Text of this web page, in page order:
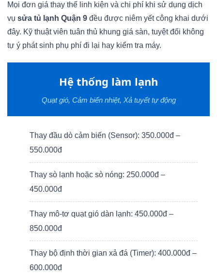
Mọi đơn giá thay thế linh kiện và chi phí khi sử dụng dịch
vụ sửa tủ lạnh Quận 9 đều được niêm yết công khai dưới
đây. Kỹ thuật viên tuân thủ khung giá sàn, tuyệt đối không
tự ý phát sinh phụ phí đi lại hay kiểm tra máy.
Hệ thống làm lạnh
Quạt gió, Cảm biến nhiệt, Xả tuyết tự động
Thay đầu dò cảm biến (Sensor): 350.000đ –
550.000đ
Thay sò lạnh hoặc sò nóng: 250.000đ –
450.000đ
Thay mô-tơ quạt gió dàn lạnh: 450.000đ –
850.000đ
Thay bộ định thời gian xả đá (Timer): 400.000đ –
600.000đ